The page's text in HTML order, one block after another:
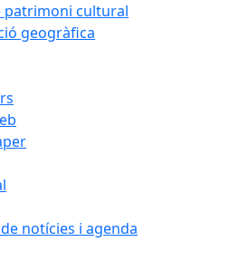
patrimoni cultural
geogràfica
notícies i agenda